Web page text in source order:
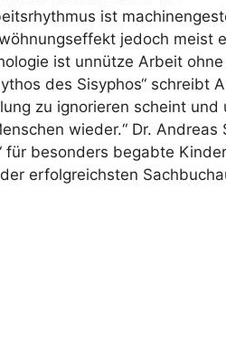
ist
jedoch meist
ist unnütze Arbeit
des Sisyphos“ schreibt
zu ignorieren scheint und
wieder.“ Dr. Andreas
für besonders begabte
erfolgreichsten